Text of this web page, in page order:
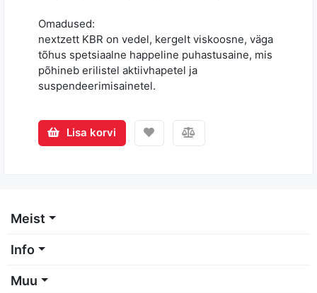
Omadused:
nextzett KBR on vedel, kergelt viskoosne, väga
tõhus spetsiaalne happeline puhastusaine, mis
põhineb erilistel aktiivhapetel ja
suspendeerimisainetel.
Lisa korvi
Meist
Info
Muu